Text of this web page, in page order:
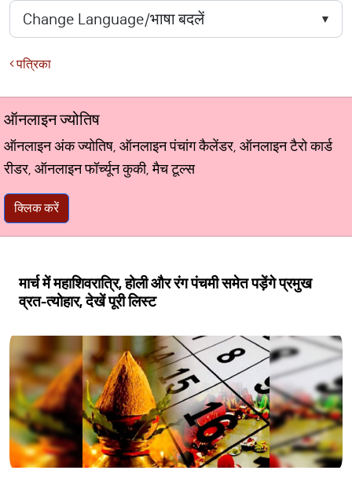
पत्रिका
ऑनलाइन ज्योतिष
ऑनलाइन अंक ज्योतिष, ऑनलाइन पंचांग कैलेंडर, ऑनलाइन टैरो कार्ड
रीडर, ऑनलाइन फॉर्च्यून कुकी, मैच टूल्स
क्लिक करें
मार्च में महाशिवरात्रि, होली और रंग पंचमी समेत पड़ेंगे प्रमुख
व्रत-त्योहार, देखें पूरी लिस्ट